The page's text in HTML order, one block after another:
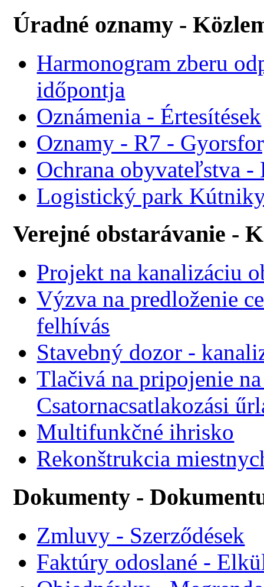
Úradné oznamy -
Harmonogram zberu
időpontja
Oznámenia - Értesítések
Oznamy - R7 -
Ochrana obyvateľstva -
Logistický park
Verejné obstarávanie -
Projekt na kanalizáciu
Výzva na predloženie
felhívás
Stavebný dozor -
Tlačivá na pripojenie
Csatornacsatlakozási
Multifunkčné ihrisko
Rekonštrukcia
Dokumenty -
Zmluvy - Szerződések
Faktúry odoslané -